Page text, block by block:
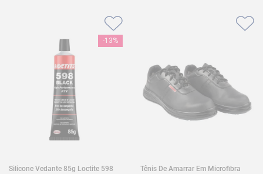
-13%
Silicone Vedante 85g Loctite 598
Tênis De Amarrar Em Microfibra